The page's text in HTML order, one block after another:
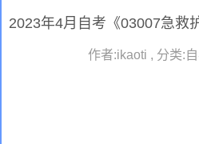
2023年4月自考《03007急救
作者:ikaoti , 分类: